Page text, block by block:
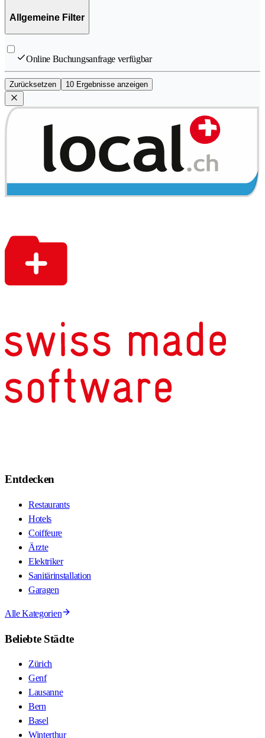
Allgemeine Filter
Online Buchungsanfrage verfügbar
Zurücksetzen 10 Ergebnisse anzeigen
Entdecken
Restaurants
Hotels
Coiffeure
Ärzte
Elektriker
Sanitärinstallation
Garagen
Alle Kategorien
Beliebte Städte
Zürich
Genf
Lausanne
Bern
Basel
Winterthur